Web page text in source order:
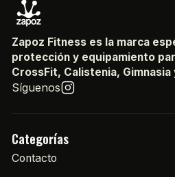
Zapoz Fitness es la marca
protección y equipamiento
CrossFit, Calistenia, Gimnasia
Síguenos
Categorías
Contacto